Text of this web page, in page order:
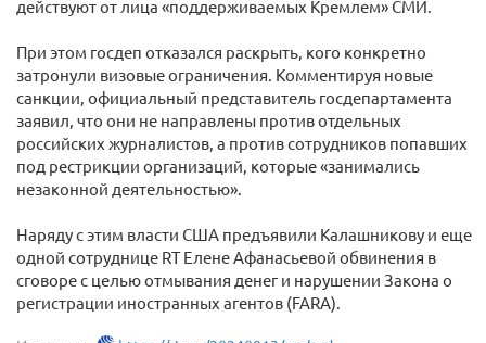
действуют от лица «поддерживаемых Кремлем» СМИ.
При этом госдеп отказался раскрыть, кого конкретно
затронули визовые ограничения. Комментируя новые
санкции, официальный представитель госдепартамента
заявил, что они не направлены против отдельных
российских журналистов, а против сотрудников попавших
под рестрикции организаций, которые «занимались
незаконной деятельностью».
Наряду с этим власти США предъявили Калашникову и еще
одной сотруднице RT Елене Афанасьевой обвинения в
сговоре с целью отмывания денег и нарушении Закона о
регистрации иностранных агентов (FARA).